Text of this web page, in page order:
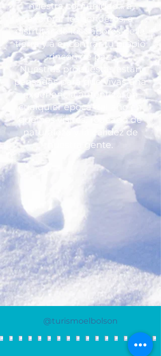
nuestra comunidad... a
explorar los senderos, a
disfrutar de los sabores de la
tierra y a encontrar tu propio
rincón de paz.
Nuestras propuestas estan
pensadas para que vivas una
experiencia auténtica, en
cualquier época del año en
que nos visites, rodeado de
naturaleza y la calidez de
nuestra gente.
@turismoelbolson